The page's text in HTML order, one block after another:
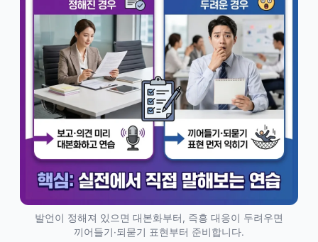
발언이 정해져 있으면 대본화부터, 즉흥 대응이 두려우면
끼어들기·되묻기 표현부터 준비합니다.